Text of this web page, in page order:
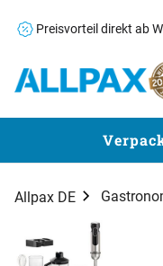
Preisvorteil direkt ab
Zum Hauptinhalt
Allpax DE
Zur Kaufbox